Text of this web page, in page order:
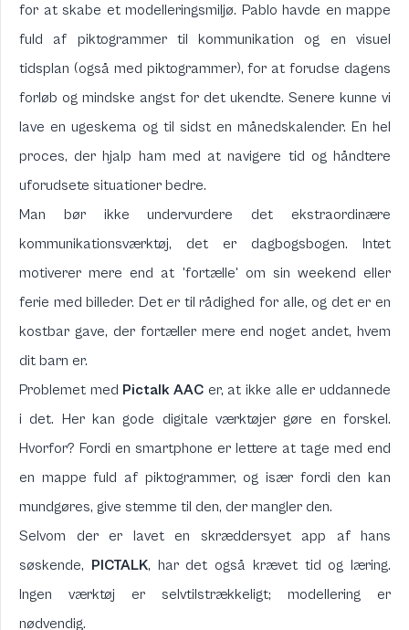
for at skabe et modelleringsmiljø. Pablo havde en mappe
fuld af piktogrammer til kommunikation og en visuel
tidsplan (også med piktogrammer), for at forudse dagens
forløb og mindske angst for det ukendte. Senere kunne vi
lave en ugeskema og til sidst en månedskalender. En hel
proces, der hjalp ham med at navigere tid og håndtere
uforudsete situationer bedre.
Man bør ikke undervurdere det ekstraordinære
kommunikationsværktøj, det er dagbogsbogen. Intet
motiverer mere end at 'fortælle' om sin weekend eller
ferie med billeder. Det er til rådighed for alle, og det er en
kostbar gave, der fortæller mere end noget andet, hvem
dit barn er.
Problemet med Pictalk AAC er, at ikke alle er uddannede
i det. Her kan gode digitale værktøjer gøre en forskel.
Hvorfor? Fordi en smartphone er lettere at tage med end
en mappe fuld af piktogrammer, og især fordi den kan
mundgøres, give stemme til den, der mangler den.
Selvom der er lavet en skræddersyet app af hans
søskende, PICTALK, har det også krævet tid og læring.
Ingen værktøj er selvtilstrækkeligt; modellering er
nødvendig.